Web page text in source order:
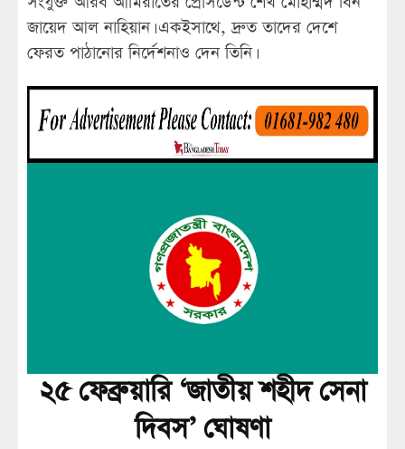
জায়েদ আল নাহিয়ান। একইসাথে, দ্রুত তাদের দেশে
ফেরত পাঠানোর নির্দেশনাও দেন তিনি।
২৫ ফেব্রুয়ারি ‘জাতীয় শহীদ সেনা
দিবস’ ঘোষণা